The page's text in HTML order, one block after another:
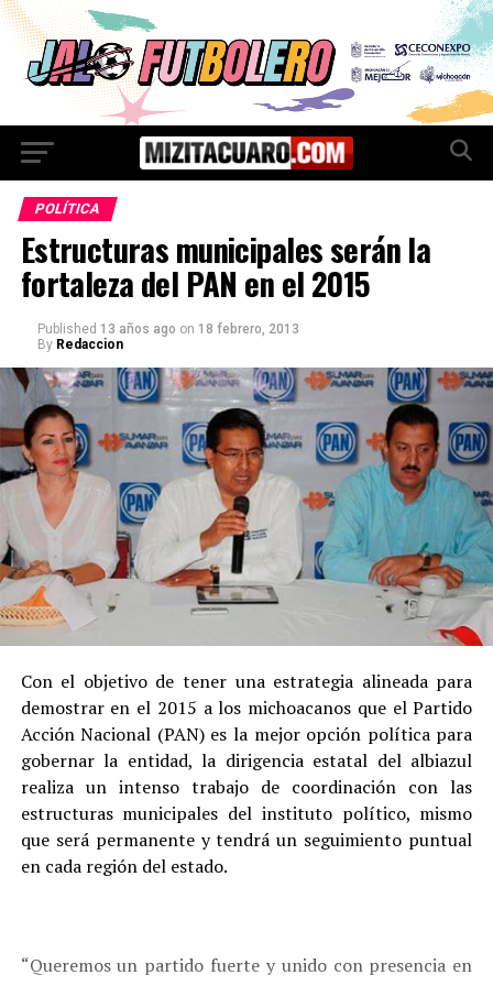
POLÍTICA
Estructuras municipales serán la
fortaleza del PAN en el 2015
Published 13 años ago on 18 febrero, 2013
By Redaccion
Con el objetivo de tener una estrategia alineada para
demostrar en el 2015 a los michoacanos que el Partido
Acción Nacional (PAN) es la mejor opción política para
gobernar la entidad, la dirigencia estatal del albiazul
realiza un intenso trabajo de coordinación con las
estructuras municipales del instituto político, mismo
que será permanente y tendrá un seguimiento puntual
en cada región del estado.
“Queremos un partido fuerte y unido con presencia en